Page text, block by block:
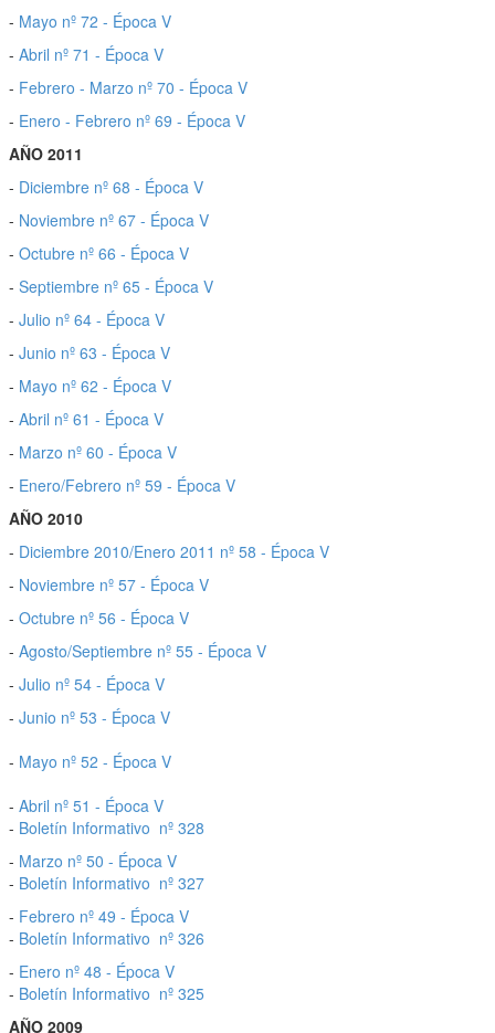
- Mayo nº 72 - Época V
- Abril nº 71 - Época V
- Febrero - Marzo nº 70 - Época V
- Enero - Febrero nº 69 - Época V
AÑO 2011
- Diciembre nº 68 - Época V
- Noviembre nº 67 - Época V
- Octubre nº 66 - Época V
- Septiembre nº 65 - Época V
- Julio nº 64 - Época V
- Junio nº 63 - Época V
- Mayo nº 62 - Época V
- Abril nº 61 - Época V
- Marzo nº 60 - Época V
- Enero/Febrero nº 59 - Época V
AÑO 2010
- Diciembre 2010/Enero 2011 nº 58 - Época V
- Noviembre nº 57 - Época V
- Octubre nº 56 - Época V
- Agosto/Septiembre nº 55 - Época V
- Julio nº 54 - Época V
- Junio nº 53 - Época V
- Mayo nº 52 - Época V
- Abril nº 51 - Época V
- Boletín Informativo nº 328
- Marzo nº 50 - Época V
- Boletín Informativo nº 327
- Febrero nº 49 - Época V
- Boletín Informativo nº 326
- Enero nº 48 - Época V
- Boletín Informativo nº 325
AÑO 2009